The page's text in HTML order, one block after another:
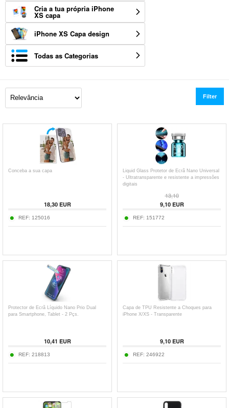
Cria a tua própria iPhone
XS capa
iPhone XS Capa design
Todas as Categorias
Filter
Conceba a sua capa
18,30EUR
REF: 125016
Liquid Glass Protetor de Ecrã Nano Universal
- Ultratransparente e resistente a impressões
digitais
13,10
9,10EUR
REF: 151772
Protector de Ecrã Líquido Nano Prio Dual
para Smartphone, Tablet - 2 Pçs.
10,41 EUR
REF: 218813
Capa de TPU Resistente a Choques para
iPhone X/XS - Transparente
9,10EUR
REF: 246922